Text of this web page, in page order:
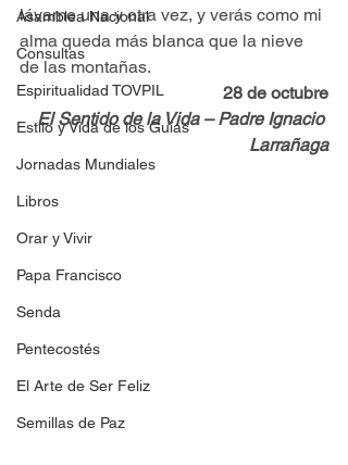
Asamblea Nacional
Consultas
Espiritualidad TOVPIL
Estilo y Vida de los Guías
Jornadas Mundiales
Libros
Orar y Vivir
Papa Francisco
Senda
Pentecostés
El Arte de Ser Feliz
Semillas de Paz
lávame una y otra vez, y verás como mi
alma queda más blanca que la nieve
de las montañas.
28 de octubre
El Sentido de la Vida – Padre Ignacio
Larrañaga